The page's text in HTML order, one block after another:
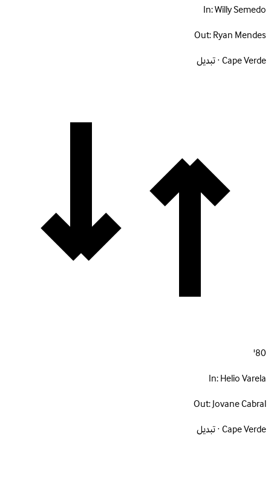
In:Willy Semedo
Out:Ryan Mendes
Cape Verde · تبديل
80'
In:Helio Varela
Out:Jovane Cabral
Cape Verde · تبديل